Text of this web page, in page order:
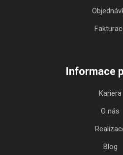
Informace
Kariera
O nás
Blog